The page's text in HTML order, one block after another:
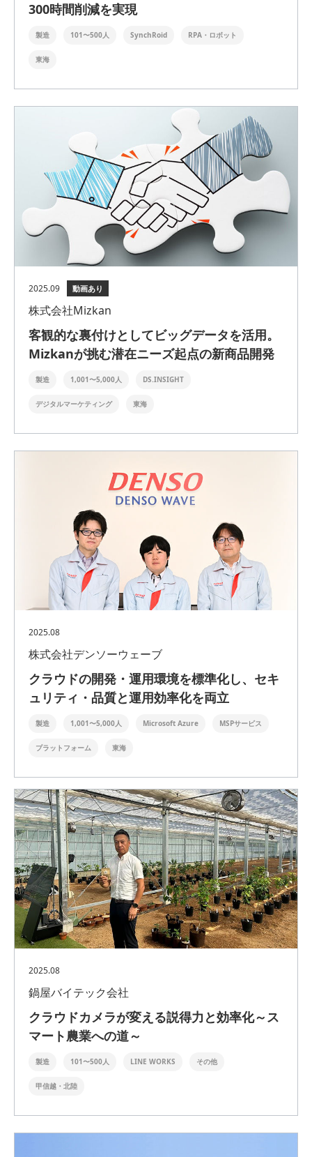
300時間削減を実現
製造 101〜500人 SynchRoid RPA・ロボット
東海
2025.09 動画あり
株式会社Mizkan
客観的な裏付けとしてビッグデータを活用。
Mizkanが挑む潜在ニーズ起点の新商品開発
製造 1,001〜5,000人 DS.INSIGHT
デジタルマーケティング 東海
2025.08
株式会社デンソーウェーブ
クラウドの開発・運用環境を標準化し、セキ
ュリティ・品質と運用効率化を両立
製造 1,001〜5,000人 Microsoft Azure MSPサービス
プラットフォーム 東海
2025.08
鍋屋バイテック会社
クラウドカメラが変える説得力と効率化～ス
マート農業への道～
製造 101〜500人 LINE WORKS その他
甲信越・北陸